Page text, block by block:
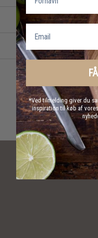
Email
*Ved tilmelding giver du
inspiration til køb af